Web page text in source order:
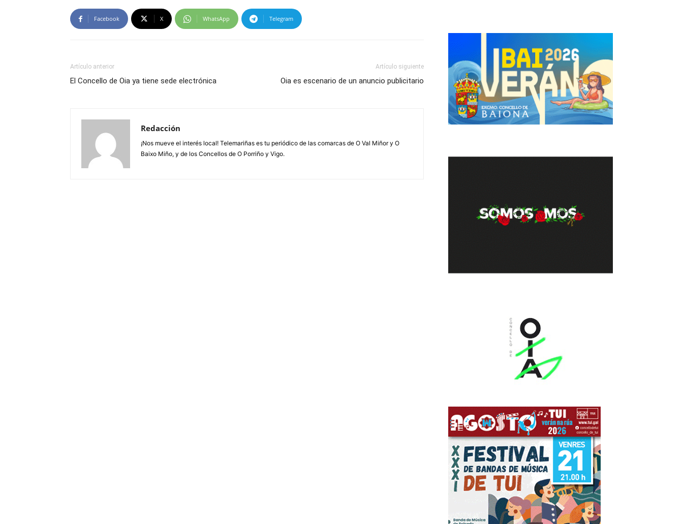
Facebook X WhatsApp Telegram
Artículo anterior
El Concello de Oia ya tiene sede electrónica
Artículo siguiente
Oia es escenario de un anuncio publicitario
Redacción
¡Nos mueve el interés local! Telemariñas es tu periódico de las comarcas de O Val Miñor y O
Baixo Miño, y de los Concellos de O Porriño y Vigo.